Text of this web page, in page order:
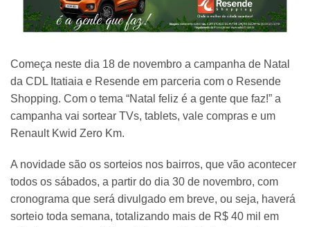
Começa neste dia 18 de novembro a campanha de Natal
da CDL Itatiaia e Resende em parceria com o Resende
Shopping. Com o tema “Natal feliz é a gente que faz!” a
campanha vai sortear TVs, tablets, vale compras e um
Renault Kwid Zero Km.
A novidade são os sorteios nos bairros, que vão acontecer
todos os sábados, a partir do dia 30 de novembro, com
cronograma que será divulgado em breve, ou seja, haverá
sorteio toda semana, totalizando mais de R$ 40 mil em